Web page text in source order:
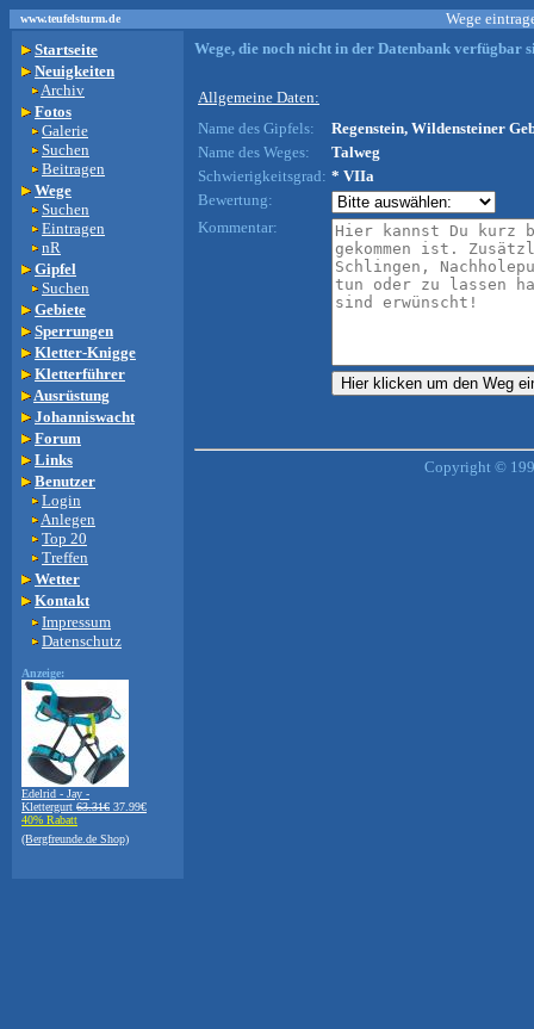
www.teufelsturm.de
Wege
Startseite
Neuigkeiten
Archiv
Fotos
Galerie
Suchen
Beitragen
Wege
Suchen
Eintragen
nR
Gipfel
Suchen
Gebiete
Sperrungen
Kletter-Knigge
Kletterführer
Ausrüstung
Johanniswacht
Forum
Links
Benutzer
Login
Anlegen
Top 20
Treffen
Wetter
Kontakt
Impressum
Datenschutz
Anzeige:
Edelrid - Jay -
Klettergurt 63.31€ 37.99€
40% Rabatt
(Bergfreunde.de Shop)
Wege, die noch nicht in der Datenbank verfügbar
Allgemeine Daten:
Name des Gipfels:
Regenstein, Wildensteiner
Name des Weges:
Talweg
Schwierigkeitsgrad: * VIIa
Bewertung:
Kommentar:
Copyright ©